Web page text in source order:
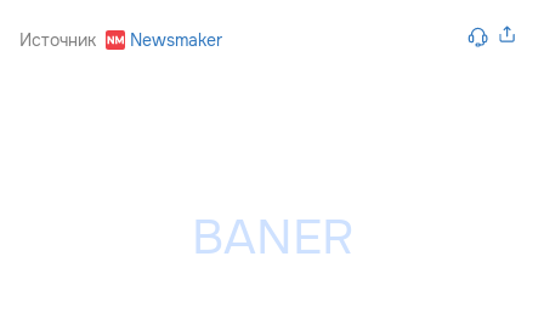
Источник Newsmaker